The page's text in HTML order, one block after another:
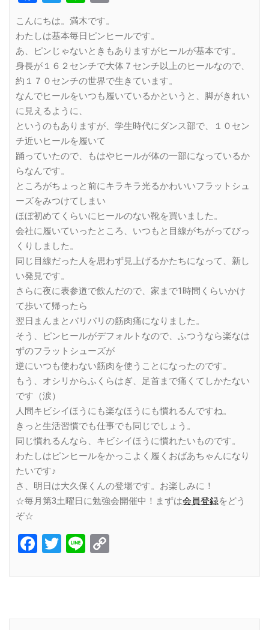
こんにちは。満木です。
わたしは基本毎日ピンヒールです。
あ、ピンじゃないときもありますがヒールが基本です。
身長が１６２センチで大体７センチ以上のヒールなので、
約１７０センチの世界で生きています。
なんでヒールをいつも履いているかというと、脚がきれい
に見えるように、
というのもありますが、学生時代にダンス部で、１０セン
チ近いヒールを履いて
踊っていたので、もはやヒールが体の一部になっているか
らなんです。
ところがちょっと前にキラキラ光るかわいいフラットシュ
ーズをみつけてしまい
ほぼ初めてくらいにヒールのない靴を買いました。
会社に履いていったところ、いつもと目線がちがってびっ
くりしました。
同じ目線だった人を思わず見上げるかたちになって、新し
い発見です。
さらに夜に表参道で飲んだので、家まで1時間くらいかけ
て歩いて帰ったら
翌日まんまとバリバリの筋肉痛になりました。
そう、ピンヒールがデフォルトなので、ふつうなら楽なは
ずのフラットシューズが
逆にいつも使わない筋肉を使うことになったのです。
もう、オシリからふくらはぎ、足首まで痛くてしかたない
です（涙）
人間キビシイほうにも楽なほうにも慣れるんですね。
きっと生活習慣でも仕事でも同じでしょう。
同じ慣れるんなら、キビシイほうに慣れたいものです。
わたしはピンヒールをかっこよく履くおばあちゃんになり
たいです♪
さ、明日は大久保くんの登場です。お楽しみに！
☆毎月第3土曜日に勉強会開催中！まずは会員登録をどう
ぞ☆
Facebook
Twitter
Line